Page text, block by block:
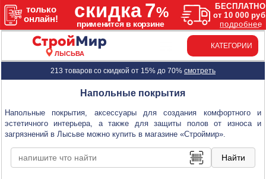
ЛЫСЬВА
КАТЕГОРИИ
213 товаров со скидкой от 15% до 70% смотреть
Напольные покрытия
Напольные покрытия, аксессуары для создания комфортного и
эстетичного интерьера, а также для защиты полов от износа и
загрязнений в Лысьве можно купить в магазине «Строймир».